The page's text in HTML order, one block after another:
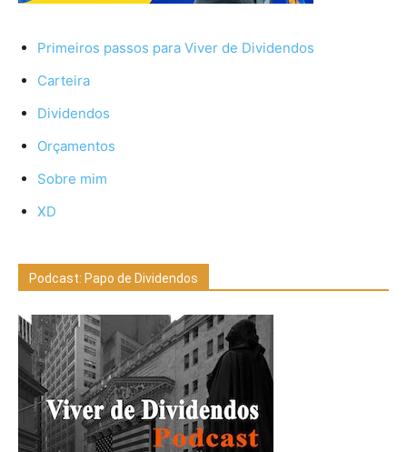
Primeiros passos para Viver de Dividendos
Carteira
Dividendos
Orçamentos
Sobre mim
XD
Podcast: Papo de Dividendos